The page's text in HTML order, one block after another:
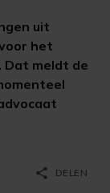
uit
het
Dat meldt de
share DELEN